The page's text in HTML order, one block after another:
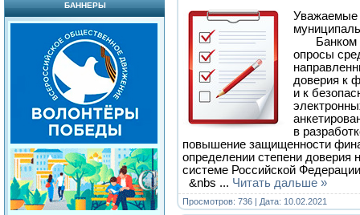
БАННЕРЫ
Уважаемые
Банком
опросы
доверия к
и к
в
повышение защищенности
определении степени доверия
системе Российской
&nbs ... Читать дальше »
Просмотров: 736 | Дата: 10.02.2021